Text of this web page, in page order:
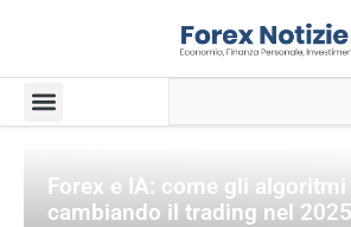
Forex e IA: come gli
cambiando il trading nel 2025